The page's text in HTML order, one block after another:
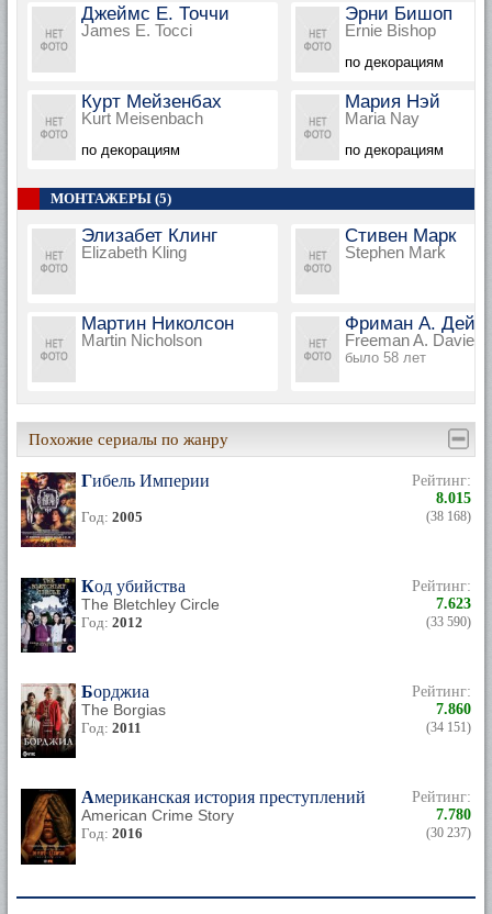
Джеймс Е. Точчи
James E. Tocci
Эрни Бишоп
Ernie Bishop
по декорациям
Курт Мейзенбах
Kurt Meisenbach
по декорациям
Мария Нэй
Maria Nay
по декорациям
МОНТАЖЕРЫ (5)
Элизабет Клинг
Elizabeth Kling
Стивен Марк
Stephen Mark
Мартин Николсон
Martin Nicholson
Фриман А.
Freeman A. Davies
было 58 лет
Похожие сериалы по жанру
Гибель Империи
Год: 2005
Рейтинг:
8.015
(38 168)
Код убийства
The Bletchley Circle
Год: 2012
Рейтинг:
7.623
(33 590)
Борджиа
The Borgias
Год: 2011
Рейтинг:
7.860
(34 151)
Американская история преступлений
American Crime Story
Год: 2016
Рейтинг:
7.780
(30 237)